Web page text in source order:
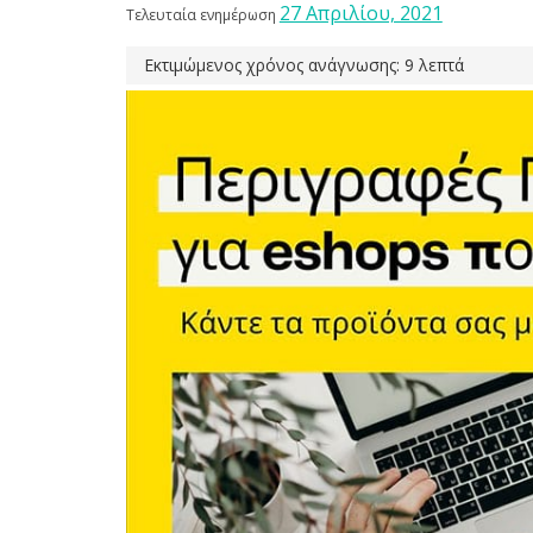
Τελευταία ενημέρωση 27 Απριλίου, 2021
Εκτιμώμενος χρόνος ανάγνωσης: 9 λεπτά